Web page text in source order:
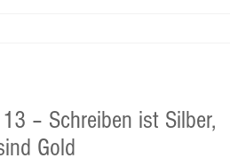
– Schreiben ist Silber,
Gold